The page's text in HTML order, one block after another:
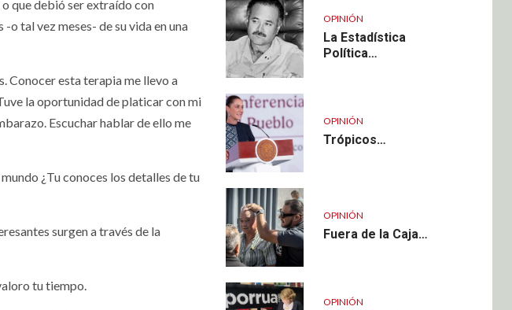
o que debió ser extraído con
tal vez meses- de su vida en una
Conocer esta terapia me llevo a
la oportunidad de platicar con mi
Escuchar hablar de ello me
¿Tu conoces los detalles de tu
surgen a través de la
tu tiempo.
OPINIÓN
La Estadística
Política…
OPINIÓN
Trópicos…
OPINIÓN
Fuera de la Caja…
OPINIÓN